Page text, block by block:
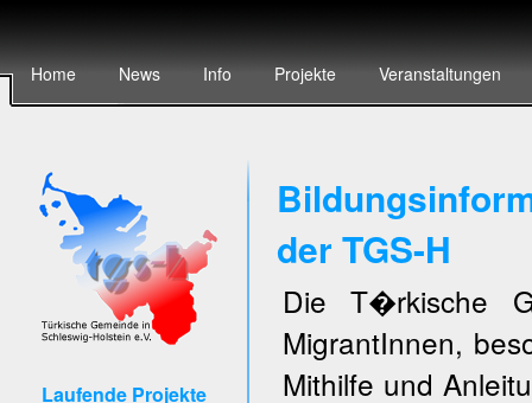
Home News Info Projekte Veranstaltungen
Laufende Projekte
der TGS-H
Die T�rkische
MigrantInnen,
Mithilfe und